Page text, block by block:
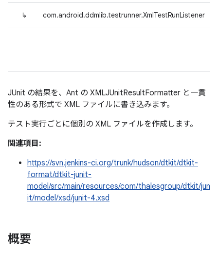
↳ com.android.ddmlib.testrunner.XmlTestRunListener
JUnit の結果を、Ant の XMLJUnitResultFormatter と一貫
性のある形式で XML ファイルに書き込みます。
テスト実行ごとに個別の XML ファイルを作成します。
関連項目:
https://svn.jenkins-ci.org/trunk/hudson/dtkit/dtkit-
format/dtkit-junit-
model/src/main/resources/com/thalesgroup/dtkit/jun
it/model/xsd/junit-4.xsd
概要